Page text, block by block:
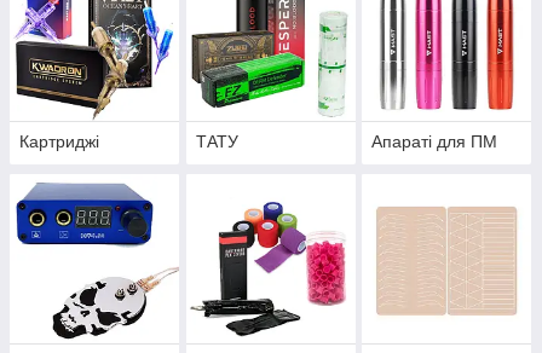
Картриджі ТАТУ Апараті для ПМ